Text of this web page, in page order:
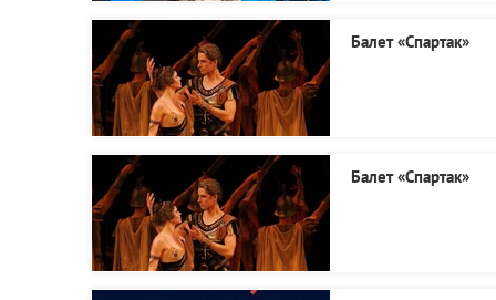
Балет «Спартак»
Балет «Спартак»